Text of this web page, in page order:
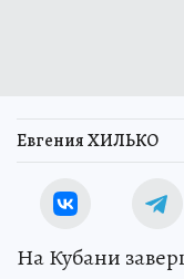
Евгения ХИЛЬКО
На Кубани